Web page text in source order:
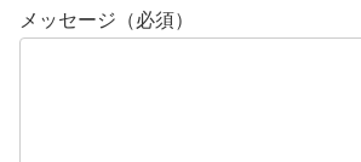
メッセージ（必須）